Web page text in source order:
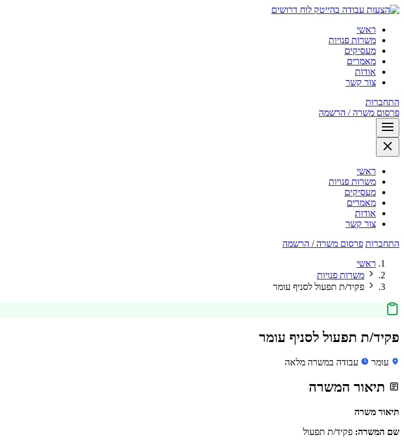
לוח דרושים
ראשי
משרות פנויות
מעסיקים
מאמרים
אודות
צור קשר
התחברות
פרסום משרה / הרשמה
ראשי
משרות פנויות
מעסיקים
מאמרים
אודות
צור קשר
התחברות פרסום משרה / הרשמה
ראשי
משרות פנויות
פקיד/ת תפעול לסניף עומר
פקיד/ת תפעול לסניף עומר
עומר עבודה במשרה מלאה
תיאור המשרה
תיאור משרה
שם המשרה: פקיד/ת תפעול